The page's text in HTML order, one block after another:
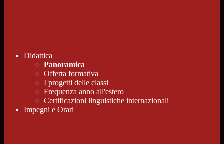
Didattica
Panoramica
Offerta formativa
I progetti delle classi
Frequenza anno all'estero
Certificazioni linguistiche internazionali
Impegni e Orari